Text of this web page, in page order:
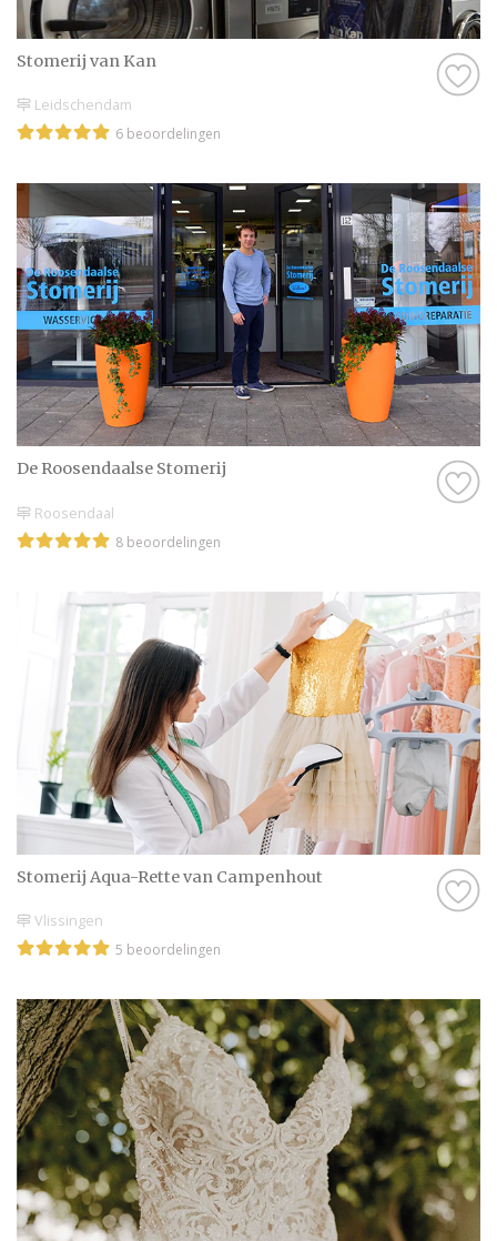
in hoe geweldig jullie bruiloft wordt met
behulp van alle informatie op Trouwen.nl!
toe!
Stomerij van Kan
Leidschendam
6 beoordelingen
De Roosendaalse Stomerij
Roosendaal
8 beoordelingen
Stomerij Aqua-Rette van Campenhout
Vlissingen
5 beoordelingen